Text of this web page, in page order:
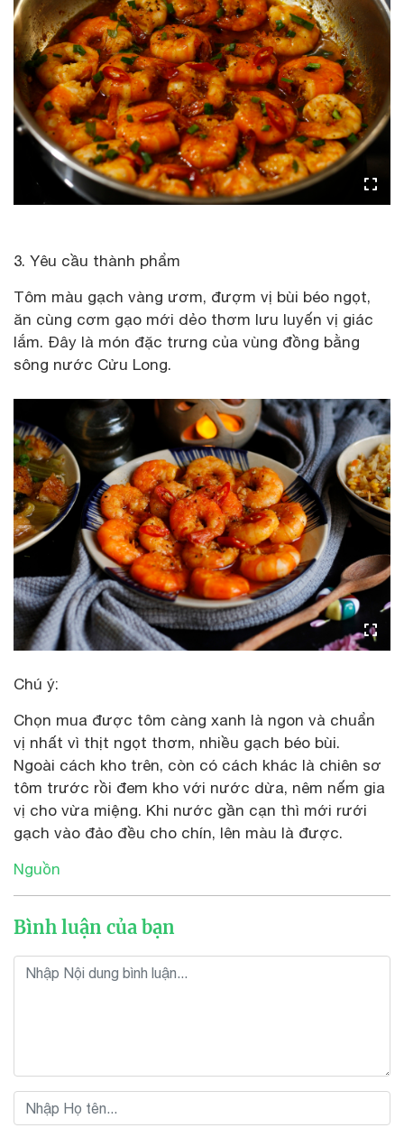
3. Yêu cầu thành phẩm
Tôm màu gạch vàng ươm, đượm vị bùi béo ngọt,
ăn cùng cơm gạo mới dẻo thơm lưu luyến vị giác
lắm. Đây là món đặc trưng của vùng đồng bằng
sông nước Cửu Long.
Chú ý:
Chọn mua được tôm càng xanh là ngon và chuẩn
vị nhất vì thịt ngọt thơm, nhiều gạch béo bùi.
Ngoài cách kho trên, còn có cách khác là chiên sơ
tôm trước rồi đem kho với nước dừa, nêm nếm gia
vị cho vừa miệng. Khi nước gần cạn thì mới rưới
gạch vào đảo đều cho chín, lên màu là được.
Nguồn
Bình luận của bạn